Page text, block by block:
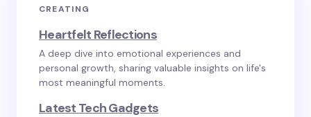
CREATING
Heartfelt Reflections
A deep dive into emotional experiences and
personal growth, sharing valuable insights on life's
most meaningful moments.
Latest Tech Gadgets